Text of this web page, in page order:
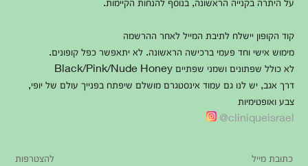
קוד הקופון יישלח לתיבת המייל לאחר ההרשמה
מימוש אישי וחד פעמי ברכישה הראשונה. לא יתאפשר כפל קופונים.
לא כולל שפתונים ושמני שפתיים Black/Pink/Nude Honey
דרך אגב, יש לנו גם עמוד אינסטגרם מושלם שיפתח בפנייך עולם של יופי,
צבע ואופטימיות
cliniqueisrael@